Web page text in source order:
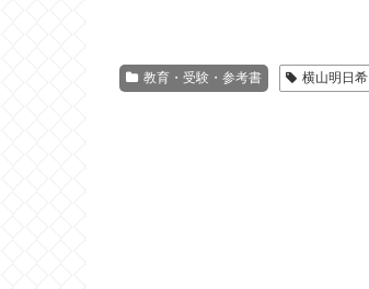
教育・受験・参考書 横山明日希